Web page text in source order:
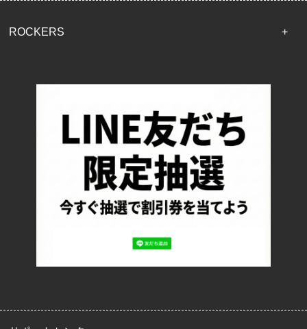
ROCKERS
配送・送料について
お支払い方法について
特定商取引法に基づく表記
プライバシーポリシー
ロッカーズについて